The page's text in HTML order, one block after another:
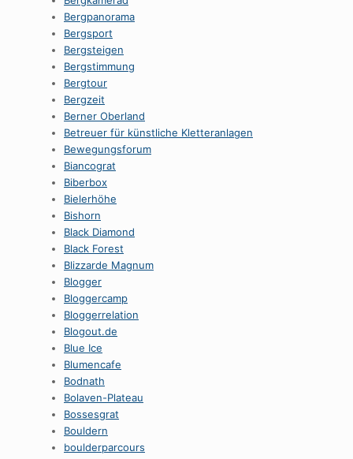
Bergpanorama
Bergsport
Bergsteigen
Bergstimmung
Bergtour
Bergzeit
Berner Oberland
Betreuer für künstliche Kletteranlagen
Bewegungsforum
Biancograt
Biberbox
Bielerhöhe
Bishorn
Black Diamond
Black Forest
Blizzarde Magnum
Blogger
Bloggercamp
Bloggerrelation
Blogout.de
Blue Ice
Blumencafe
Bodnath
Bolaven-Plateau
Bossesgrat
Bouldern
boulderparcours